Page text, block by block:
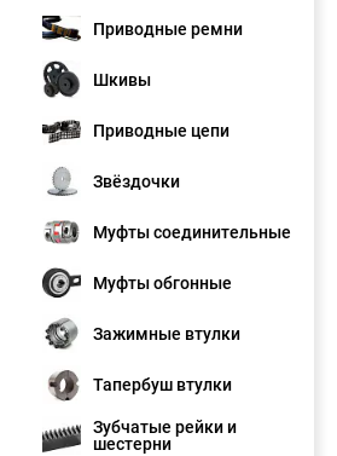
Приводные ремни
Шкивы
Приводные цепи
Звёздочки
Муфты соединительные
Муфты обгонные
Зажимные втулки
Тапербуш втулки
Зубчатые рейки и
шестерни